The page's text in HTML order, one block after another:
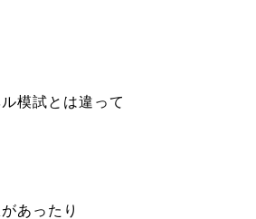
模試とは違って
あったり